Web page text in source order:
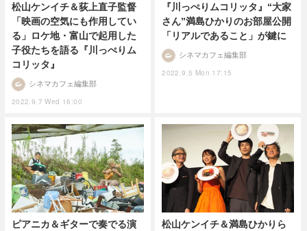
松山ケンイチ＆荻上直子監督
「映画の空気にも作用してい
る」ロケ地・富山で起用した
子役たちを語る『川っぺりム
コリッタ』
2022.9.7 Wed 16:00
シネマカフェ編集部
『川っぺりムコリッタ』“大家
さん”満島ひかりのお部屋公開
「リアルであること」が鍵に
2022.9.5 Mon 17:15
シネマカフェ編集部
ピアニカ＆ギターで奏でる演
松山ケンイチ＆満島ひかりら